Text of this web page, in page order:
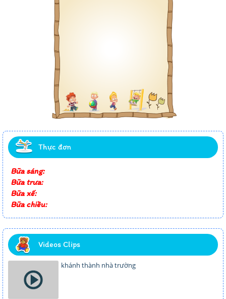
Thực đơn
Bữa sáng:
Bữa trưa:
Bữa xế:
Bữa chiều:
Videos Clips
khánh thành nhà trường